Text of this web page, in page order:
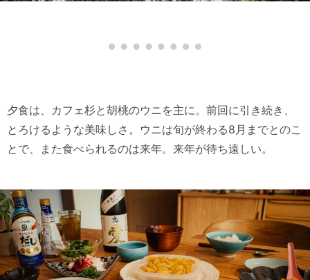
夕食は、カフェ杉と胡桃のウニを主に。前回に引き続き、
とろけるような美味しさ。ウニは旬が終わる8月までとのこ
とで、また食べられるのは来年。来年が待ち遠しい。